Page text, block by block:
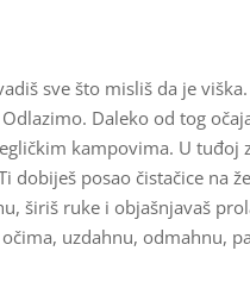
sve što misliš da je
Daleko od tog
kampovima. U
dobiješ posao čistačice na
širiš ruke i objašnjavaš
uzdahnu, odmahnu,